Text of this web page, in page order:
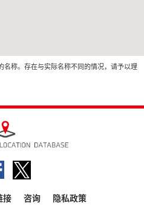
称。存在与实际名称不同的情况，请予以理
接 咨询 隐私政策